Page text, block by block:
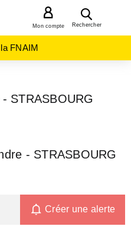
Rechercher
Mon compte
FNAIM
STRASBOURG
- STRASBOURG
Créer une alerte